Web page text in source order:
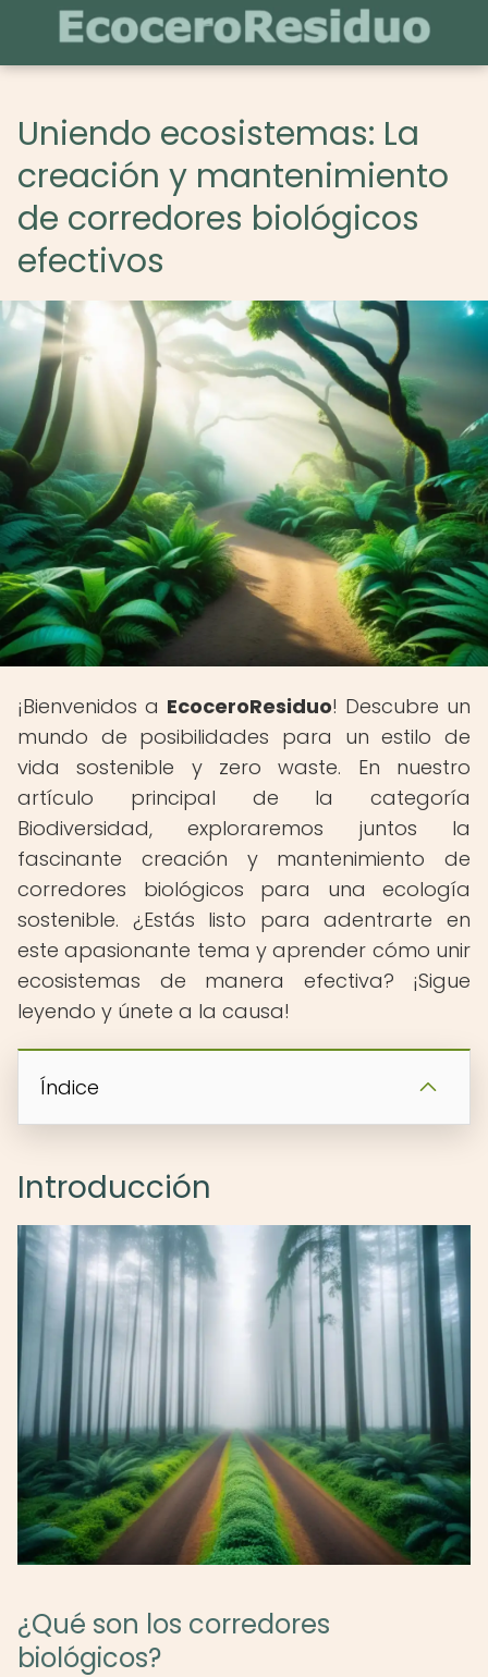
Uniendo ecosistemas: La
creación y mantenimiento
de corredores biológicos
efectivos
¡Bienvenidos a EcoceroResiduo! Descubre un
mundo de posibilidades para un estilo de
vida sostenible y zero waste. En nuestro
artículo principal de la categoría
Biodiversidad, exploraremos juntos la
fascinante creación y mantenimiento de
corredores biológicos para una ecología
sostenible. ¿Estás listo para adentrarte en
este apasionante tema y aprender cómo unir
ecosistemas de manera efectiva? ¡Sigue
leyendo y únete a la causa!
Índice
Introducción
¿Qué son los corredores
biológicos?